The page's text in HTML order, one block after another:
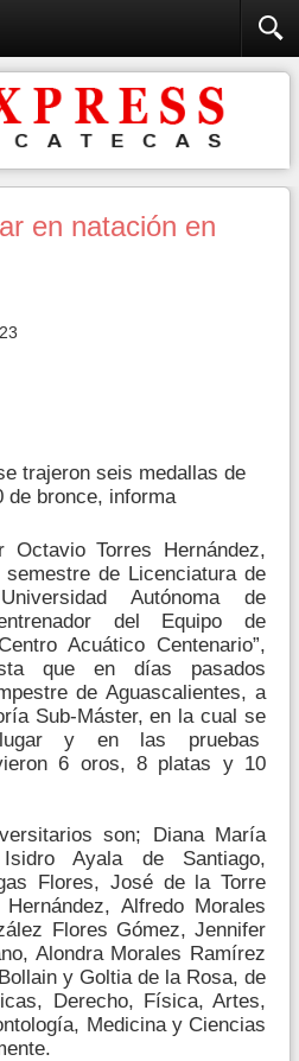
en natación en
trajeron seis medallas de
de bronce, informa
Octavio Torres Hernández,
de Licenciatura de
Autónoma de
del Equipo de
Acuático Centenario”,
que en días pasados
de Aguascalientes, a
Sub-Máster, en la cual se
y en las pruebas
6 oros, 8 platas y 10
son; Diana María
Ayala de Santiago,
Flores, José de la Torre
Alfredo Morales
Flores Gómez, Jennifer
Alondra Morales Ramírez
y Goltia de la Rosa, de
Derecho, Física, Artes,
Medicina y Ciencias